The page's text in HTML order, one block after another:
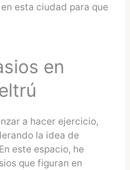
esta ciudad para que
en
a hacer ejercicio,
la idea de
este espacio, he
que figuran en